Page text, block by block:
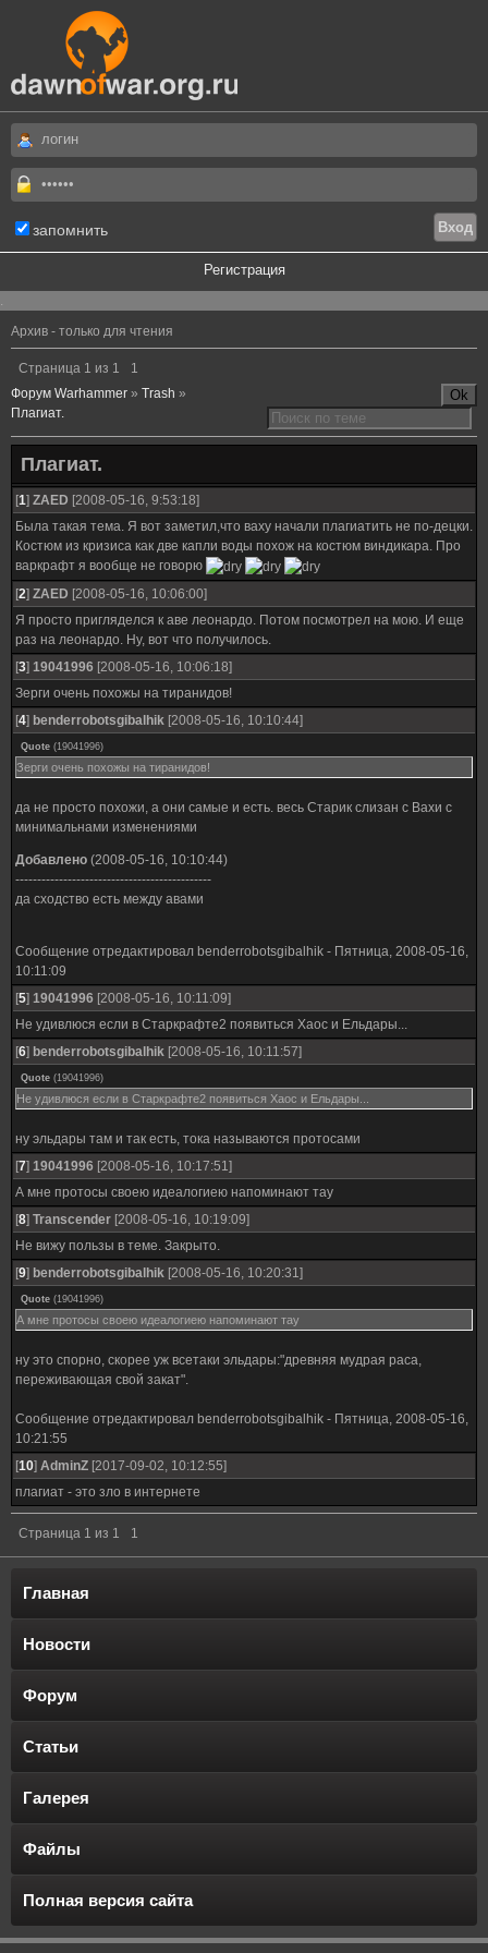
запомнить
Регистрация
.
Архив - только для чтения
Страница 1 из 1
1
Форум Warhammer » Trash »
Плагиат.
Плагиат.
[1] ZAED [2008-05-16, 9:53:18]
Была такая тема. Я вот заметил,что ваху начали плагиатить не по-децки.
Костюм из кризиса как две капли воды похож на костюм виндикара. Про
варкрафт я вообще не говорю
[2] ZAED [2008-05-16, 10:06:00]
Я просто пригляделся к аве леонардо. Потом посмотрел на мою. И еще
раз на леонардо. Ну, вот что получилось.
[3] 19041996 [2008-05-16, 10:06:18]
Зерги очень похожы на тиранидов!
[4] benderrobotsgibalhik [2008-05-16, 10:10:44]
Quote (19041996)
Зерги очень похожы на тиранидов!
да не просто похожи, а они самые и есть. весь Старик слизан с Вахи с
минимальнами изменениями
Добавлено (2008-05-16, 10:10:44)
---------------------------------------------
да сходство есть между авами
Сообщение отредактировал benderrobotsgibalhik - Пятница, 2008-05-16,
10:11:09
[5] 19041996 [2008-05-16, 10:11:09]
Не удивлюся если в Старкрафте2 появиться Хаос и Ельдары...
[6] benderrobotsgibalhik [2008-05-16, 10:11:57]
Quote (19041996)
Не удивлюся если в Старкрафте2 появиться Хаос и Ельдары...
ну эльдары там и так есть, тока называются протосами
[7] 19041996 [2008-05-16, 10:17:51]
А мне протосы своею идеалогиею напоминают тау
[8] Transcender [2008-05-16, 10:19:09]
Не вижу пользы в теме. Закрыто.
[9] benderrobotsgibalhik [2008-05-16, 10:20:31]
Quote (19041996)
А мне протосы своею идеалогиею напоминают тау
ну это спорно, скорее уж всетаки эльдары:"древняя мудрая раса,
переживающая свой закат".
Сообщение отредактировал benderrobotsgibalhik - Пятница, 2008-05-16,
10:21:55
[10] AdminZ [2017-09-02, 10:12:55]
плагиат - это зло в интернете
Страница 1 из 1 1
Главная
Новости
Форум
Статьи
Галерея
Файлы
Полная версия сайта